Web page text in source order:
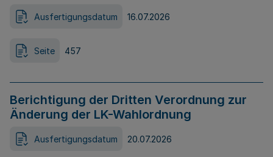
Ausfertigungsdatum 16.07.2026
Seite 457
Berichtigung der Dritten Verordnung zur
Änderung der LK-Wahlordnung
Ausfertigungsdatum 20.07.2026